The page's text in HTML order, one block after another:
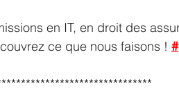
en IT, en droit des
ce que nous faisons ! #